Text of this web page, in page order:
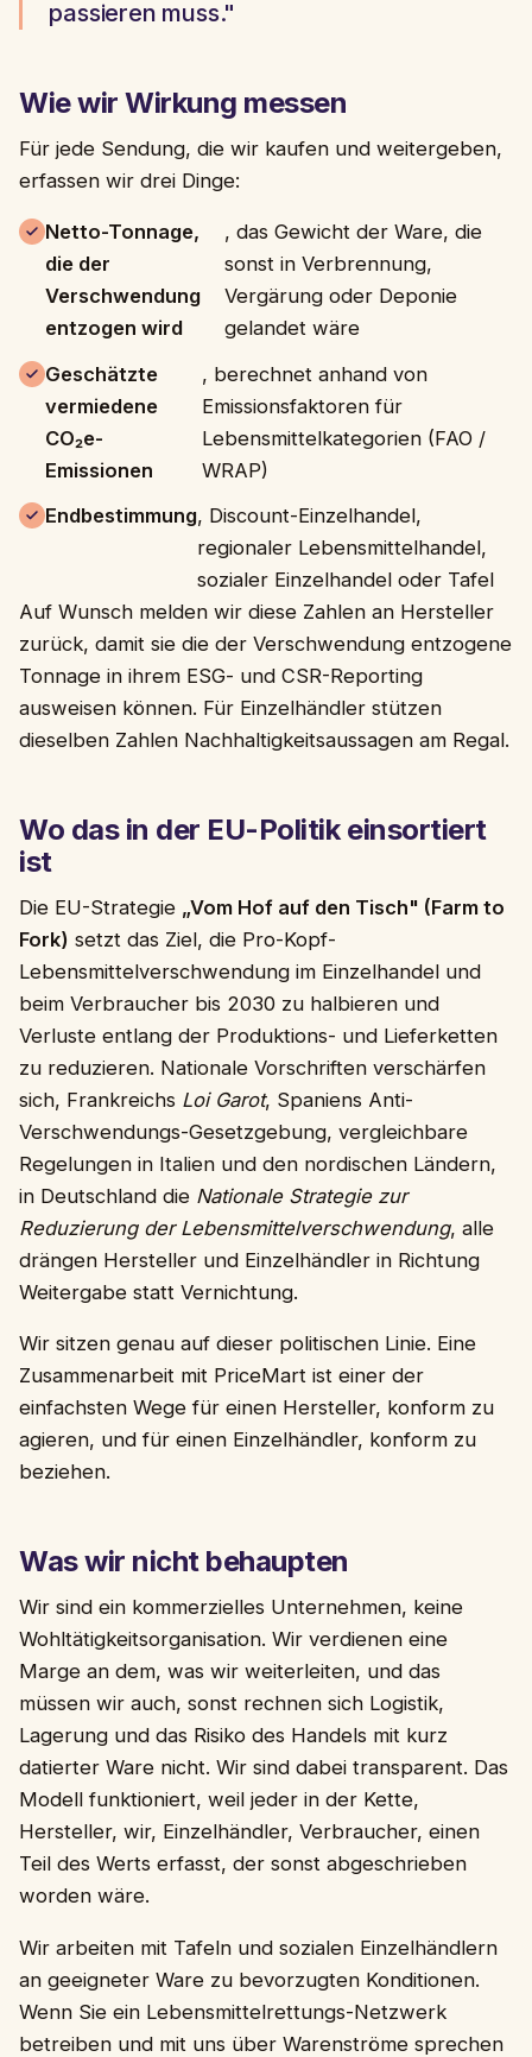
passieren muss."
Wie wir Wirkung messen
Für jede Sendung, die wir kaufen und weitergeben,
erfassen wir drei Dinge:
Netto-Tonnage,
die der
Verschwendung
entzogen wird
, das Gewicht der Ware, die
sonst in Verbrennung,
Vergärung oder Deponie
gelandet wäre
Geschätzte
vermiedene
CO₂e-
Emissionen
, berechnet anhand von
Emissionsfaktoren für
Lebensmittelkategorien (FAO /
WRAP)
Endbestimmung, Discount-Einzelhandel,
regionaler Lebensmittelhandel,
sozialer Einzelhandel oder Tafel
Auf Wunsch melden wir diese Zahlen an Hersteller
zurück, damit sie die der Verschwendung entzogene
Tonnage in ihrem ESG- und CSR-Reporting
ausweisen können. Für Einzelhändler stützen
dieselben Zahlen Nachhaltigkeitsaussagen am Regal.
Wo das in der EU-Politik einsortiert
ist
Die EU-Strategie „Vom Hof auf den Tisch" (Farm to
Fork) setzt das Ziel, die Pro-Kopf-
Lebensmittelverschwendung im Einzelhandel und
beim Verbraucher bis 2030 zu halbieren und
Verluste entlang der Produktions- und Lieferketten
zu reduzieren. Nationale Vorschriften verschärfen
sich, Frankreichs Loi Garot, Spaniens Anti-
Verschwendungs-Gesetzgebung, vergleichbare
Regelungen in Italien und den nordischen Ländern,
in Deutschland die Nationale Strategie zur
Reduzierung der Lebensmittelverschwendung, alle
drängen Hersteller und Einzelhändler in Richtung
Weitergabe statt Vernichtung.
Wir sitzen genau auf dieser politischen Linie. Eine
Zusammenarbeit mit PriceMart ist einer der
einfachsten Wege für einen Hersteller, konform zu
agieren, und für einen Einzelhändler, konform zu
beziehen.
Was wir nicht behaupten
Wir sind ein kommerzielles Unternehmen, keine
Wohltätigkeitsorganisation. Wir verdienen eine
Marge an dem, was wir weiterleiten, und das
müssen wir auch, sonst rechnen sich Logistik,
Lagerung und das Risiko des Handels mit kurz
datierter Ware nicht. Wir sind dabei transparent. Das
Modell funktioniert, weil jeder in der Kette,
Hersteller, wir, Einzelhändler, Verbraucher, einen
Teil des Werts erfasst, der sonst abgeschrieben
worden wäre.
Wir arbeiten mit Tafeln und sozialen Einzelhändlern
an geeigneter Ware zu bevorzugten Konditionen.
Wenn Sie ein Lebensmittelrettungs-Netzwerk
betreiben und mit uns über Warenströme sprechen